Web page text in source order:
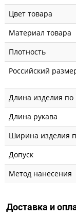
Цвет товара
Материал товара
Плотность
Российский
Длина изделия по
Длина рукава
Ширина изделия
Допуск
Метод нанесения
Доставка и